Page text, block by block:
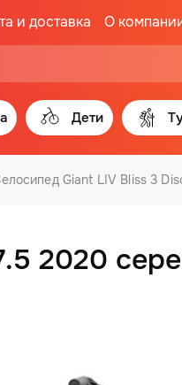
и доставка О
Дети
Giant LIV Bliss 3
2020